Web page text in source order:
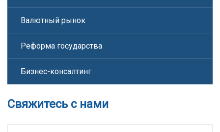
Валютный рынок
Реформа государства
Бизнес-консалтинг
Свяжитесь с нами